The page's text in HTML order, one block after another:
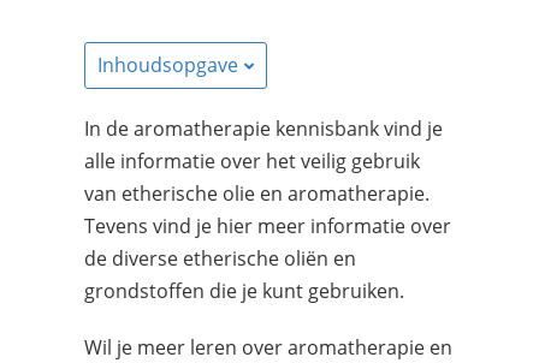
Inhoudsopgave
In de aromatherapie kennisbank vind je
alle informatie over het veilig gebruik
van etherische olie en aromatherapie.
Tevens vind je hier meer informatie over
de diverse etherische oliën en
grondstoffen die je kunt gebruiken.
Wil je meer leren over aromatherapie en